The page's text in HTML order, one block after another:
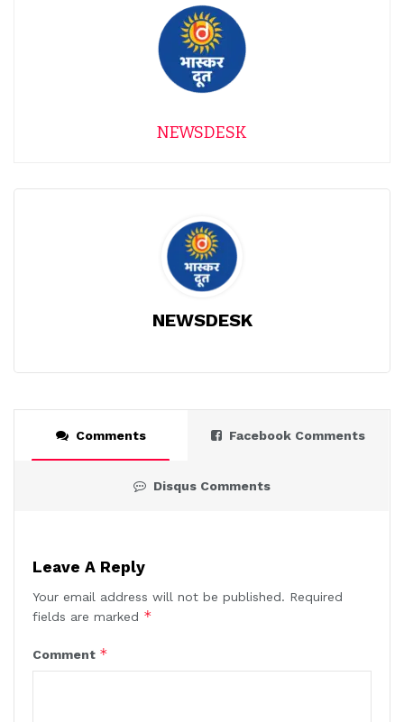
NEWSDESK
NEWSDESK
Comments Facebook Comments
Disqus Comments
Leave A Reply
Your email address will not be published. Required
fields are marked *
Comment *